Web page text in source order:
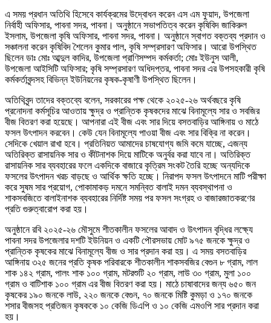
এ সময় প্রধান অতিথি হিসেবে কার্যক্রমের উদ্বোধন করেন এস এম ফুয়াদ, উপজেলা
নির্বাহী অফিসার, পাবনা সদর, পাবনা। অনুষ্ঠানে সভাপতিত্ব করেন কৃষিবিদ জাকিরুল
ইসলাম, উপজেলা কৃষি অফিসার, পাবনা সদর, পাবনা। অনুষ্ঠানে স্বাগত বক্তব্য প্রদান ও
সঞ্চালনা করেন কৃষিবিদ শৈলেন কুমার পাল, কৃষি সম্প্রসারণ অফিসার। আরো উপস্থিত
ছিলেন ডাঃ মোঃ আব্দুল কাদির, উপজেলা প্রাণিসম্পদ কর্মকর্তা; মোঃ ইউনুস আলী,
উপজেলা আইসিটি অফিসার; কৃষি সম্প্রসারণ অধিদপ্তর, পাবনা সদর এর উপসহকারী কৃষি
কর্মকর্তাবৃন্দসহ বিভিন্ন ইউনিয়নের কৃষক-কৃষাণী উপস্থিত ছিলেন।
অতিথিবৃন্দ তাদের বক্তব্যে বলেন, সরকারের পক্ষ থেকে ২০২৫-২৬ অর্থবছরে কৃষি
প্রনোদনা কর্মসূচির আওতায় ক্ষুদ্র ও প্রান্তিক কৃষকদের মাঝে বিনামূল্যে সার ও সবজির
বীজ বিতরণ করা হয়েছে। আপনারা এই বীজ এবং সার দিয়ে বসতবাড়ির আঙ্গিনায় ও মাঠে
ফসল উৎপাদন করবেন। কেউ যেন বিনামূল্যে পাওয়া বীজ এবং সার বিক্রি না করেন।
সেদিকে খেয়াল রাখা হবে। প্রতিনিয়ত আমাদের চাষযোগ্য জমি কমে যাচ্ছে, এজন্য
অতিরিক্ত রাসায়নিক সার ও কীটনাশক দিয়ে মাটিকে অনুর্বর করা যাবে না। অতিরিক্ত
রাসায়নিক সার ব্যবহারের ফলে একদিকে বাজারে কৃত্রিম সংকট তৈরি হচ্ছে অন্যদিকে
ফসলের উৎপাদন খরচ বাড়ছে ও আর্থিক ক্ষতি হচ্ছে। নিরাপদ ফসল উৎপাদনে মাটি পরীক্ষা
করে সুষম সার প্রয়োগ, পোকামাকড় দমনে সমন্বিত বালাই দমন ব্যবস্থাপনা ও
শাকসবজিতে বালাইনাশক ব্যবহারের নির্দিষ্ট সময় পর ফসল সংগ্রহ ও বাজারজাতকরণের
প্রতি গুরুত্বারোপ করা হয়।
অনুষ্ঠানে রবি ২০২৫-২৬ মৌসুমে শীতকালীন ফসলের আবাদ ও উৎপাদন বৃদ্ধির লক্ষ্যে
পাবনা সদর উপজেলার দশটি ইউনিয়ন ও একটি পৌরসভায় মোট ৯৭৫ জনকে ক্ষুদ্র ও
প্রান্তিক কৃষকের মাঝে বিনামূল্যে বীজ ও সার প্রদান করা হয়। এ সময় বসতবাড়ির
আঙ্গিনায় ৩২৫ জনের প্রতি কৃষক পরিবারকে শীতকালীন শাকসবজির বেগুন ৮ গ্রাম, লাল
শাক ১৪২ গ্রাম, পালং শাক ১০০ গ্রাম, মটরশুটি ২০ গ্রাম, লাউ ৩০ গ্রাম, মুলা ১০০
গ্রাম ও বাটিশাক ১০০ গ্রাম এর বীজ বিতরণ করা হয়। মাঠে চাষাবাদের জন্য ৬৫০ জন
কৃষকের ১৯০ জনকে লাউ, ২২০ জনকে বেগুন, ৭০ জনকে মিষ্টি কুমড়া ও ১৭০ জনকে
শসার বীজসহ প্রতিজন কৃষককে ১০ কেজি ডিএপি ও ১০ কেজি এমওপি সার প্রদান করা
হয়।